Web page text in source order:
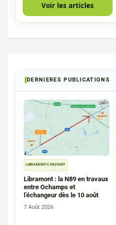
Voir les articles
DERNIERES PUBLICATIONS
LIBRAMONT-CHEVIGNY
Libramont : la N89 en travaux
entre Ochamps et
l’échangeur dès le 10 août
7 Août 2026